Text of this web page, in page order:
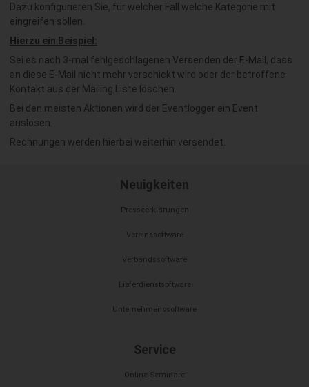
Dazu konfigurieren Sie, für welcher Fall welche Kategorie mit
eingreifen sollen.
Hierzu ein Beispiel:
Sei es nach 3-mal fehlgeschlagenen Versenden der E-Mail, dass
an diese E-Mail nicht mehr verschickt wird oder der betroffene
Kontakt aus der Mailing Liste löschen.
Bei den meisten Aktionen wird der Eventlogger ein Event
auslösen.
Rechnungen werden hierbei weiterhin versendet.
Neuigkeiten
Presseerklärungen
Vereinssoftware
Verbandssoftware
Lieferdienstsoftware
Unternehmenssoftware
Service
Online-Seminare